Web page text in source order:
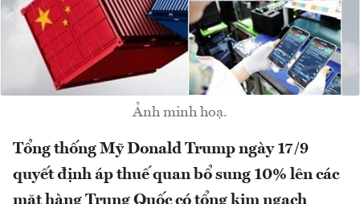
Ảnh minh hoạ.
Tổng thống Mỹ Donald Trump ngày 17/9
quyết định áp thuế quan bổ sung 10% lên các